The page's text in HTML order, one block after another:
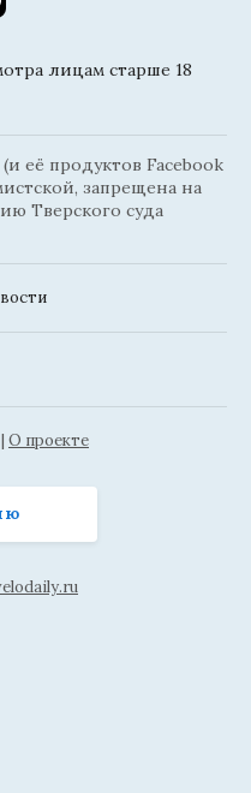
лицам старше 18
её продуктов Facebook
запрещена на
Тверского суда
О проекте